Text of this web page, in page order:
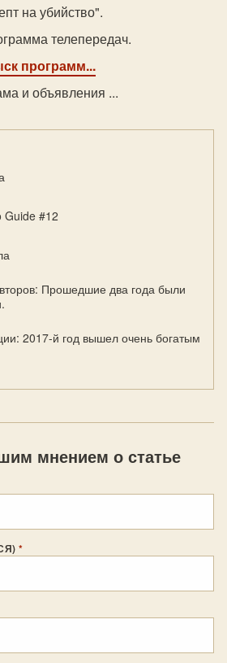
на убийство".
телепередач.
программ...
и объявления ...
#12
Прошедшие два года были
2017-й год вышел очень богатым
мнением о статье
*